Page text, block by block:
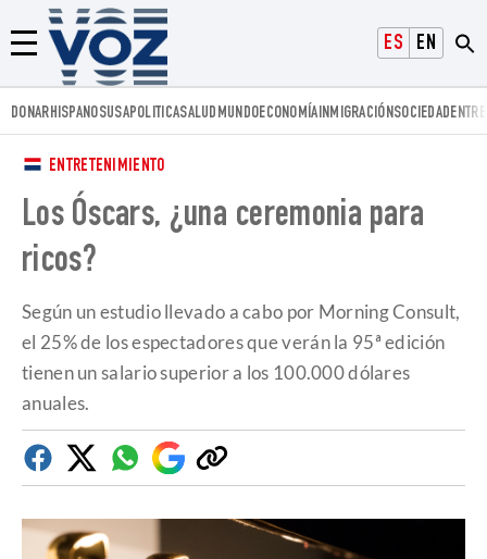
ESPAÑOLENGLISH
Menú
Voz.us
DONARHISPANOSUSAPOLITICASALUD MUNDOECONOMÍAINMIGRACIÓNSOCIEDAD
ENTRETENIMIENTO
Los Óscars, ¿una ceremonia para
ricos?
Según un estudio llevado a cabo por Morning Consult,
el 25% de los espectadores que verán la 95ª edición
tienen un salario superior a los 100.000 dólares
anuales.
FacebookTwitterWhatsapp
Google
Discover
Copiar
enlace